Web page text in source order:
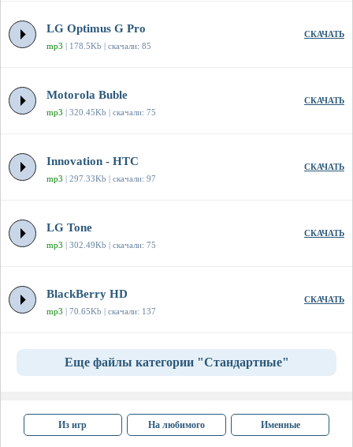
LG Optimus G Pro
mp3 | 178.5Kb | скачали: 85
СКАЧАТЬ
Motorola Buble
mp3 | 320.45Kb | скачали: 75
СКАЧАТЬ
Innovation - HTC
mp3 | 297.33Kb | скачали: 97
СКАЧАТЬ
LG Tone
mp3 | 302.49Kb | скачали: 75
СКАЧАТЬ
BlackBerry HD
mp3 | 70.65Kb | скачали: 137
СКАЧАТЬ
Еще файлы категории "Стандартные"
Из игр На любимого Именные